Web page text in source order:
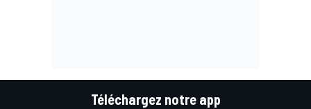
Téléchargez notre app